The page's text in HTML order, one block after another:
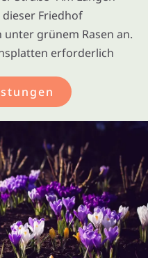
Friedhof
grünem Rasen an.
erforderlich